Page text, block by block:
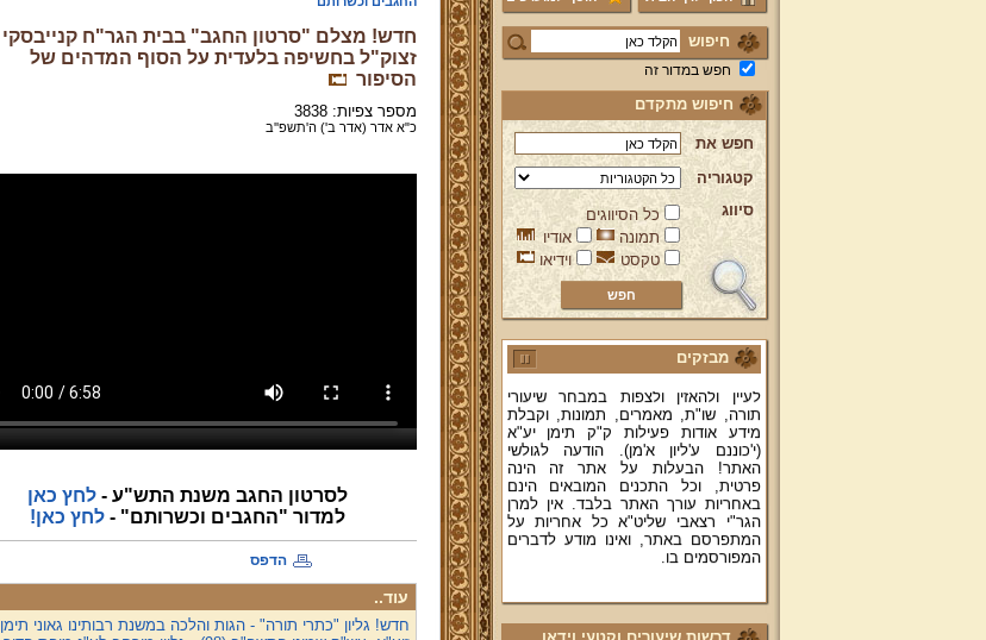
חיפוש
חפש במדור זה
חיפוש מתקדם
חפש את
קטגוריה
סיווג
כל הסיווגים
תמונה
אודיו
טקסט
וידיאו
מבזקים
ברוכים הבאים לאתר מהרי"ץ
יד מהרי"ץ - פורטל תורני למורשת יהדות
תימן, האתר הרשמי להנצחת מורשתו
של גאון רבני תימן ותפארתם מהרי"ץ
זצוק"ל. באתר תמצאו גם תכנים תורניים
והלכתיים רבים של מרן הגאון הרב יצחק
מחבר ספרי שלחן ערוך המקוצר ח"ח
ושו"ת עולת יצחק ג"ח ועוד, וכן תוכלו
תורה, שו"ת, מאמרים, תמונות, וקבלת
מידע אודות פעילות ק"ק תימן יע"א
(י'כוננם ע'ליון א'מן). הודעה לגולשי
האתר! הבעלות על אתר זה הינה
פרטית, וכל התכנים המובאים הינם
באחריות עורך האתר בלבד. אין למרן
הגר"י רצאבי שליט"א כל אחריות על
המתפרסם באתר, ואינו מודע לדברים
המפורסמים בו.
יע"א די בכל אתר ואתר
חדש! מצלם "סרטון החגב" בבית הגר"ח קנייבסקי
זצוק"ל בחשיפה בלעדית על הסוף המדהים של
הסיפור
מספר צפיות: 3838
כ"א אדר (אדר ב') ה'תשפ''ב
לסרטון החגב משנת התש"ע -לחץ כאן
למדור "החגבים וכשרותם" -לחץ כאן!
הדפס
עוד..
חדש! גליון "כתרי תורה" - הגות והלכה במשנת רבותינו גאוני תימן